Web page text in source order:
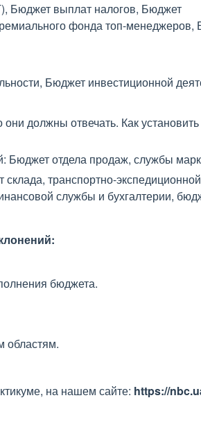
Бюджет выплат налогов, Бюджет
фонда топ-менеджеров,
Бюджет инвестиционной
должны отвечать. Как
отдела продаж, службы
транспортно-
службы и бухгалтерии,
бюджета.
областям.
на нашем сайте: https://nbc.